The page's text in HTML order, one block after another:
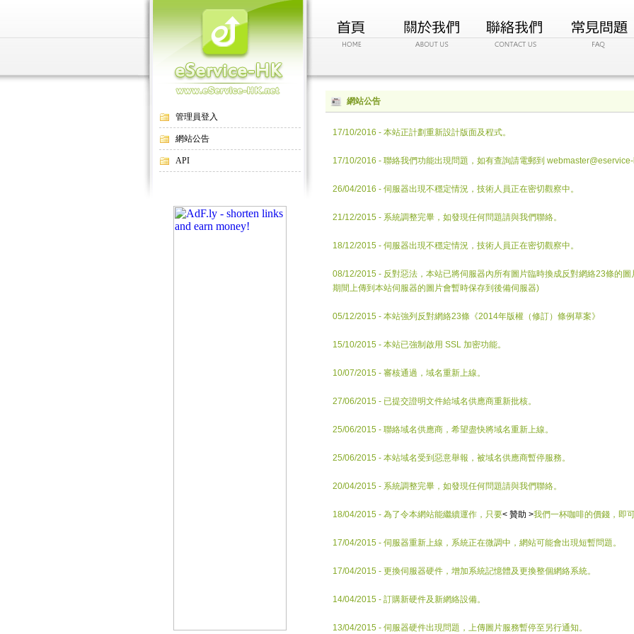
管理員登入
網站公告
API
網站公告
17/10/2016 - 本站正計劃重新設計版面及程式。
17/10/2016 - 聯絡我們功能出現問題，如有查詢請電郵到
26/04/2016 - 伺服器出現不穩定情況，技術人員正在密切觀察中。
21/12/2015 - 系統調整完畢，如發現任何問題請與我們聯絡。
18/12/2015 - 伺服器出現不穩定情況，技術人員正在密切觀察中。
08/12/2015 - 反對惡法，本站已將伺服器內所有圖片臨時換成反對網絡23條的
期間上傳到本站伺服器的圖片會暫時保存到後備伺服器)
05/12/2015 - 本站強列反對網絡23條《2014年版權（修訂）條例草案》
15/10/2015 - 本站已強制啟用 SSL 加密功能。
10/07/2015 - 審核通過，域名重新上線。
27/06/2015 - 已提交證明文件給域名供應商重新批核。
25/06/2015 - 聯絡域名供應商，希望盡快將域名重新上線。
25/06/2015 - 本站域名受到惡意舉報，被域名供應商暫停服務。
20/04/2015 - 系統調整完畢，如發現任何問題請與我們聯絡。
18/04/2015 - 為了令本網站能繼續運作，只要< 贊助 >我們一杯咖啡的價錢，即
17/04/2015 - 伺服器重新上線，系統正在微調中，網站可能會出現短暫問題。
17/04/2015 - 更換伺服器硬件，增加系統記憶體及更換整個網絡系統。
14/04/2015 - 訂購新硬件及新網絡設備。
13/04/2015 - 伺服器硬件出現問題，上傳圖片服務暫停至另行通知。